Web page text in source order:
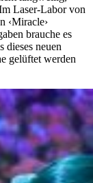
Laser-Labor von
‹Miracle›
brauche es
dieses neuen
gelüftet werden